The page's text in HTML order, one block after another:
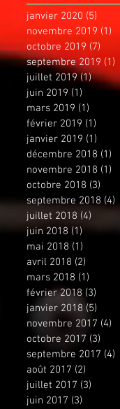
janvier 2020 (5)
novembre 2019 (1)
octobre 2019 (7)
septembre 2019 (1)
juillet 2019 (1)1 post
juin 2019 (1) 1 post
mars 2019 (1)
février 2019 (1)
janvier 2019 (1)
décembre 2018 (1)
novembre 2018 (1)
octobre 2018 (3)
septembre 2018 (4)
juillet 2018 (4)
juin 2018 (1) 1 post
mai 2018 (1)
avril 2018 (2)
mars 2018 (1)
février 2018 (3)
janvier 2018 (5)
novembre 2017 (4)
octobre 2017 (3)
septembre 2017 (4)
août 2017 (2)
juillet 2017 (3)
juin 2017 (3)